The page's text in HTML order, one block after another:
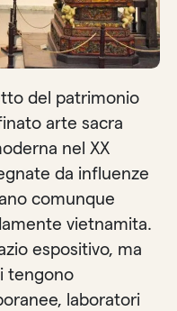
del patrimonio
arte sacra
nel XX
da influenze
comunque
vietnamita.
espositivo, ma
tengono
laboratori